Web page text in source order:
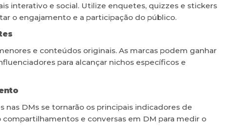
interativo e social. Utilize enquetes, quizzes e stickers
o engajamento e a participação do público.
e conteúdos originais. As marcas podem ganhar
para alcançar nichos específicos e
DMs se tornarão os principais indicadores de
e conversas em DM para medir o